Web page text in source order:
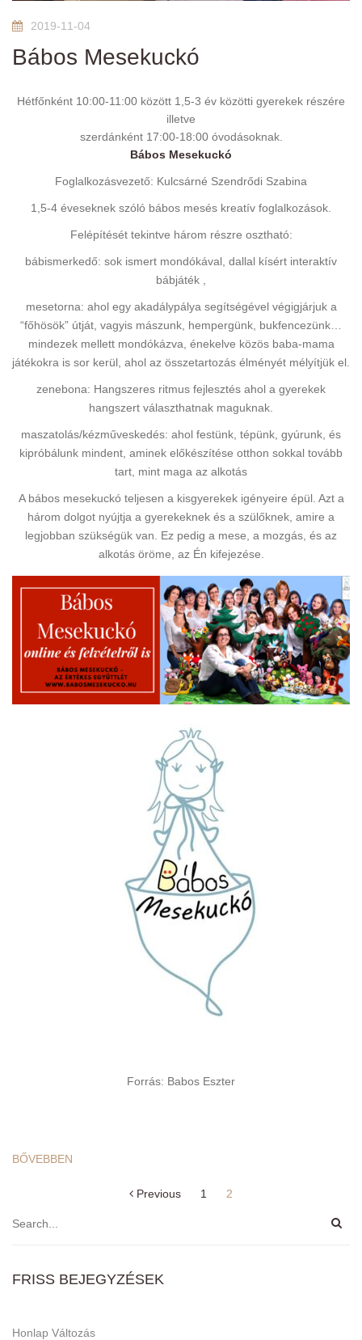
2019-11-04
Bábos Mesekuckó
Hétfőnként 10:00-11:00 között 1,5-3 év közötti gyerekek részére
illetve
szerdánként 17:00-18:00 óvodásoknak.
Bábos Mesekuckó
Foglalkozásvezető: Kulcsárné Szendrődi Szabina
1,5-4 éveseknek szóló bábos mesés kreatív foglalkozások.
Felépítését tekintve három részre osztható:
bábismerkedő: sok ismert mondókával, dallal kísért interaktív
bábjáték ,
mesetorna: ahol egy akadálypálya segítségével végigjárjuk a
“főhösök” útját, vagyis mászunk, hempergünk, bukfencezünk…
mindezek mellett mondókázva, énekelve közös baba-mama
játékokra is sor kerül, ahol az összetartozás élményét mélyítjük el.
zenebona: Hangszeres ritmus fejlesztés ahol a gyerekek
hangszert választhatnak maguknak.
maszatolás/kézműveskedés: ahol festünk, tépünk, gyúrunk, és
kipróbálunk mindent, aminek előkészítése otthon sokkal tovább
tart, mint maga az alkotás
A bábos mesekuckó teljesen a kisgyerekek igényeire épül. Azt a
három dolgot nyújtja a gyerekeknek és a szülőknek, amire a
legjobban szükségük van. Ez pedig a mese, a mozgás, és az
alkotás öröme, az Én kifejezése.
Forrás: Babos Eszter
BŐVEBBEN
navigáció
Previous 1 2
FRISS BEJEGYZÉSEK
Honlap Változás